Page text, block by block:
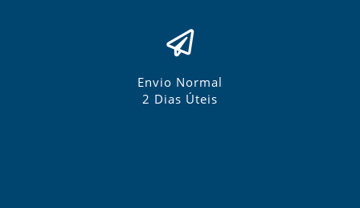
Envio Normal
2 Dias Úteis